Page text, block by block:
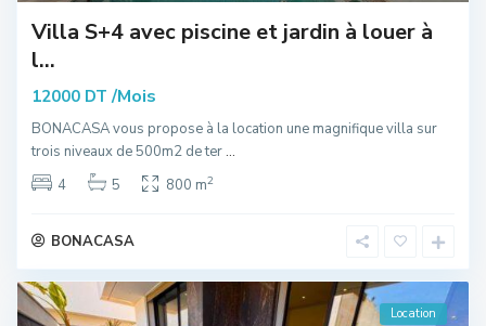
Villa S+4 avec piscine et jardin à louer à
l...
12000 DT /Mois
BONACASA vous propose à la location une magnifique villa sur
trois niveaux de 500m2 de ter...
4
5 800 m2
BONACASA
Location